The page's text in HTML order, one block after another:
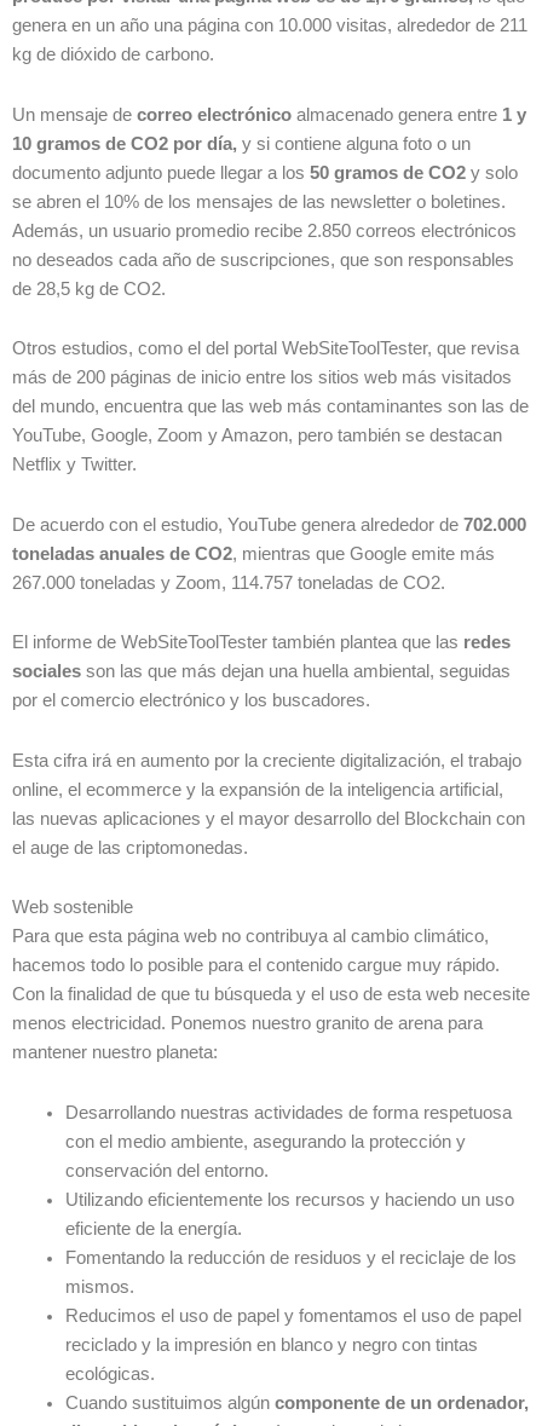
genera en un año una página con 10.000 visitas, alrededor de 211
kg de dióxido de carbono.
Un mensaje de correo electrónico almacenado genera entre 1 y
10 gramos de CO2 por día, y si contiene alguna foto o un
documento adjunto puede llegar a los 50 gramos de CO2 y solo
se abren el 10% de los mensajes de las newsletter o boletines.
Además, un usuario promedio recibe 2.850 correos electrónicos
no deseados cada año de suscripciones, que son responsables
de 28,5 kg de CO2.
Otros estudios, como el del portal WebSiteToolTester, que revisa
más de 200 páginas de inicio entre los sitios web más visitados
del mundo, encuentra que las web más contaminantes son las de
YouTube, Google, Zoom y Amazon, pero también se destacan
Netflix y Twitter.
De acuerdo con el estudio, YouTube genera alrededor de 702.000
toneladas anuales de CO2, mientras que Google emite más
267.000 toneladas y Zoom, 114.757 toneladas de CO2.
El informe de WebSiteToolTester también plantea que las redes
sociales son las que más dejan una huella ambiental, seguidas
por el comercio electrónico y los buscadores.
Esta cifra irá en aumento por la creciente digitalización, el trabajo
online, el ecommerce y la expansión de la inteligencia artificial,
las nuevas aplicaciones y el mayor desarrollo del Blockchain con
el auge de las criptomonedas.
Web sostenible
Para que esta página web no contribuya al cambio climático,
hacemos todo lo posible para el contenido cargue muy rápido.
Con la finalidad de que tu búsqueda y el uso de esta web necesite
menos electricidad. Ponemos nuestro granito de arena para
mantener nuestro planeta:
Desarrollando nuestras actividades de forma respetuosa
con el medio ambiente, asegurando la protección y
conservación del entorno.
Utilizando eficientemente los recursos y haciendo un uso
eficiente de la energía.
Fomentando la reducción de residuos y el reciclaje de los
mismos.
Reducimos el uso de papel y fomentamos el uso de papel
reciclado y la impresión en blanco y negro con tintas
ecológicas.
Cuando sustituimos algún componente de un ordenador,